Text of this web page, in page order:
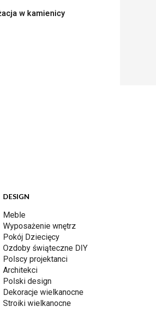
w kamienicy
DESIGN
Meble
Wyposażenie wnętrz
Pokój Dziecięcy
Ozdoby świąteczne DIY
Polscy projektanci
Architekci
Polski design
Dekoracje wielkanocne
Stroiki wielkanocne